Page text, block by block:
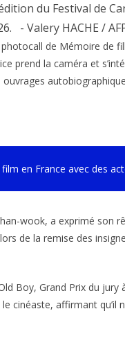
du Festival de
- Valery HACHE /
de Mémoire de
prend la caméra et
en France avec des
wook, a exprimé son
de la remise des
Boy, Grand Prix du jury
cinéaste, affirmant qu’il